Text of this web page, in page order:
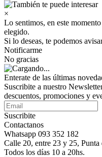
×
Lo sentimos, en este
elegido.
Si lo deseas, te podemos
Notificarme
No gracias
Enterate de las últimas
Suscribite a nuestro
descuentos, promociones y
Suscribite
Contactanos
Whatsapp 093 352 182
Calle 20, entre 23 y 25, Punta
Todos los días 10 a 20hs.